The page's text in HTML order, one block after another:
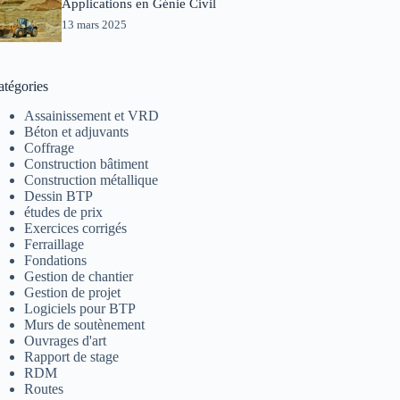
Applications en Génie Civil
13 mars 2025
Assainissement et VRD
Béton et adjuvants
Coffrage
Construction bâtiment
Construction métallique
Dessin BTP
études de prix
Exercices corrigés
Ferraillage
Fondations
Gestion de chantier
Gestion de projet
Logiciels pour BTP
Murs de soutènement
Ouvrages d'art
Rapport de stage
RDM
Routes